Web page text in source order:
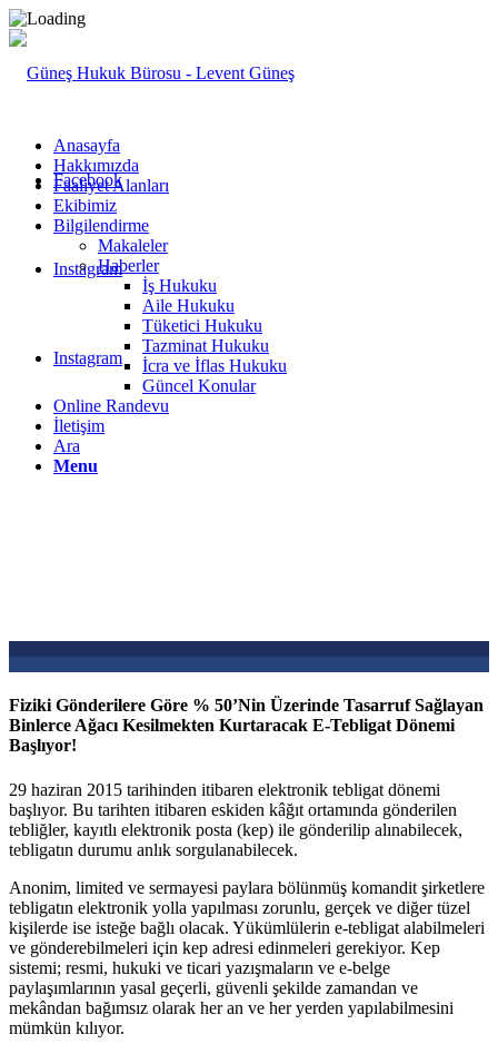
Facebook
Instagram
Instagram
Anasayfa
Hakkımızda
Faaliyet Alanları
Ekibimiz
Bilgilendirme
Makaleler
Haberler
İş Hukuku
Aile Hukuku
Tüketici Hukuku
Tazminat Hukuku
İcra ve İflas Hukuku
Güncel Konular
Online Randevu
İletişim
Ara
Menu
Fiziki Gönderilere Göre % 50’Nin Üzerinde Tasarruf Sağlayan
Binlerce Ağacı Kesilmekten Kurtaracak E-Tebligat Dönemi
Başlıyor!
29 haziran 2015 tarihinden itibaren elektronik tebligat dönemi
başlıyor. Bu tarihten itibaren eskiden kâğıt ortamında gönderilen
tebliğler, kayıtlı elektronik posta (kep) ile gönderilip alınabilecek,
tebligatın durumu anlık sorgulanabilecek.
Anonim, limited ve sermayesi paylara bölünmüş komandit şirketlere
tebligatın elektronik yolla yapılması zorunlu, gerçek ve diğer tüzel
kişilerde ise isteğe bağlı olacak. Yükümlülerin e-tebligat alabilmeleri
ve gönderebilmeleri için kep adresi edinmeleri gerekiyor. Kep
sistemi; resmi, hukuki ve ticari yazışmaların ve e-belge
paylaşımlarının yasal geçerli, güvenli şekilde zamandan ve
mekândan bağımsız olarak her an ve her yerden yapılabilmesini
mümkün kılıyor.